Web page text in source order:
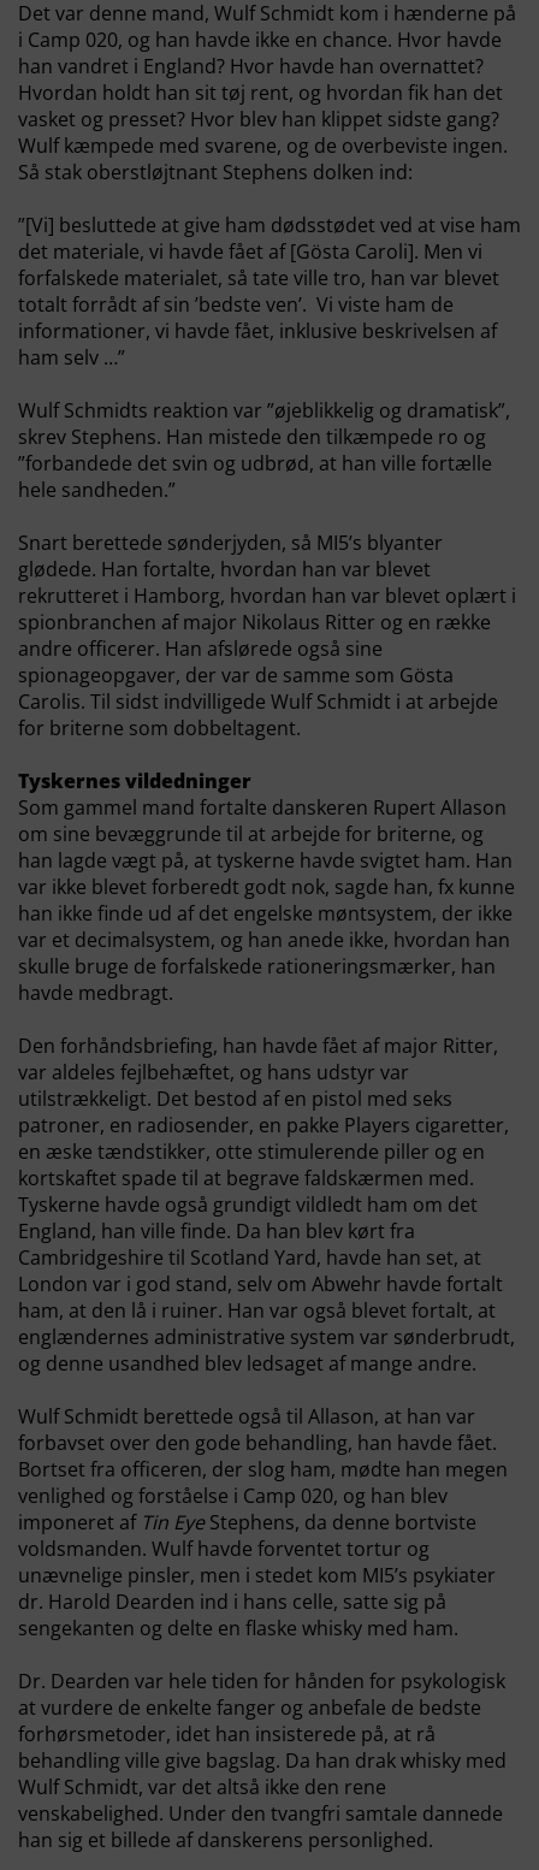
Det var denne mand, Wulf Schmidt kom i hænderne på
i Camp 020, og han havde ikke en chance. Hvor havde
han vandret i England? Hvor havde han overnattet?
Hvordan holdt han sit tøj rent, og hvordan fik han det
vasket og presset? Hvor blev han klippet sidste gang?
Wulf kæmpede med svarene, og de overbeviste ingen.
Så stak oberstløjtnant Stephens dolken ind:
”[Vi] besluttede at give ham dødsstødet ved at vise ham
det materiale, vi havde fået af [Gösta Caroli]. Men vi
forfalskede materialet, så tate ville tro, han var blevet
totalt forrådt af sin ’bedste ven’. Vi viste ham de
informationer, vi havde fået, inklusive beskrivelsen af
ham selv …”
Wulf Schmidts reaktion var ”øjeblikkelig og dramatisk”,
skrev Stephens. Han mistede den tilkæmpede ro og
”forbandede det svin og udbrød, at han ville fortælle
hele sandheden.”
Snart berettede sønderjyden, så MI5’s blyanter
glødede. Han fortalte, hvordan han var blevet
rekrutteret i Hamborg, hvordan han var blevet oplært i
spionbranchen af major Nikolaus Ritter og en række
andre officerer. Han afslørede også sine
spionageopgaver, der var de samme som Gösta
Carolis. Til sidst indvilligede Wulf Schmidt i at arbejde
for briterne som dobbeltagent.
Tyskernes vildedninger
Som gammel mand fortalte danskeren Rupert Allason
om sine bevæggrunde til at arbejde for briterne, og
han lagde vægt på, at tyskerne havde svigtet ham. Han
var ikke blevet forberedt godt nok, sagde han, fx kunne
han ikke finde ud af det engelske møntsystem, der ikke
var et decimalsystem, og han anede ikke, hvordan han
skulle bruge de forfalskede rationeringsmærker, han
havde medbragt.
Den forhåndsbriefing, han havde fået af major Ritter,
var aldeles fejlbehæftet, og hans udstyr var
utilstrækkeligt. Det bestod af en pistol med seks
patroner, en radiosender, en pakke Players cigaretter,
en æske tændstikker, otte stimulerende piller og en
kortskaftet spade til at begrave faldskærmen med.
Tyskerne havde også grundigt vildledt ham om det
England, han ville finde. Da han blev kørt fra
Cambridgeshire til Scotland Yard, havde han set, at
London var i god stand, selv om Abwehr havde fortalt
ham, at den lå i ruiner. Han var også blevet fortalt, at
englændernes administrative system var sønderbrudt,
og denne usandhed blev ledsaget af mange andre.
Wulf Schmidt berettede også til Allason, at han var
forbavset over den gode behandling, han havde fået.
Bortset fra officeren, der slog ham, mødte han megen
venlighed og forståelse i Camp 020, og han blev
imponeret af Tin EyeStephens, da denne bortviste
voldsmanden. Wulf havde forventet tortur og
unævnelige pinsler, men i stedet kom MI5’s psykiater
dr. Harold Dearden ind i hans celle, satte sig på
sengekanten og delte en flaske whisky med ham.
Dr. Dearden var hele tiden for hånden for psykologisk
at vurdere de enkelte fanger og anbefale de bedste
forhørsmetoder, idet han insisterede på, at rå
behandling ville give bagslag. Da han drak whisky med
Wulf Schmidt, var det altså ikke den rene
venskabelighed. Under den tvangfri samtale dannede
han sig et billede af danskerens personlighed.